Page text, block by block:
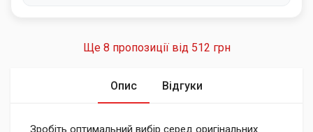
Ще 8 пропозиції від 512 грн
Опис Відгуки
Зробіть оптимальний вибір серед оригінальних